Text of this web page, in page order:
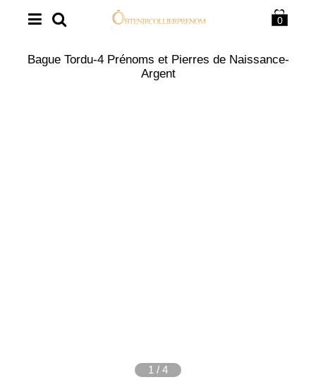
0
Bague Tordu-4 Prénoms et Pierres de Naissance-
Argent
1 / 4